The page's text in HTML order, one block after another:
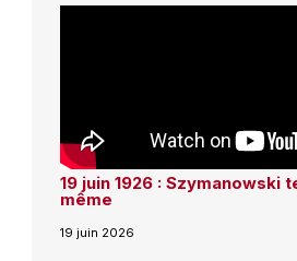
19 juin 1926 : Szymanowski
même
19 juin 2026